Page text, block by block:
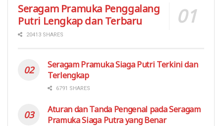
Seragam Pramuka Penggalang
Putri Lengkap dan Terbaru
20413 SHARES
Seragam Pramuka Siaga Putri Terkini dan
Terlengkap
6791 SHARES
Aturan dan Tanda Pengenal pada Seragam
Pramuka Siaga Putra yang Benar